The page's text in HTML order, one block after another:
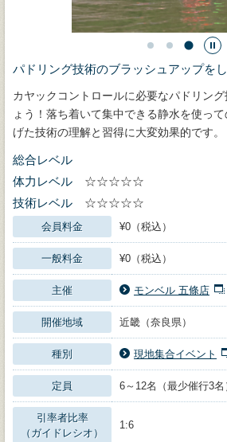
パドリング技術のブラッシュアップをし
カヤックコントロールに必要なパドリン
ょう！落ち着いて集中できる静水を使っ
げた技術の理解と習得に大変効果的です。
総合レベル
体力レベル
☆☆☆☆☆
技術レベル
☆☆☆☆☆
会員料金 ¥0（税込）
一般料金 ¥0（税込）
主催 モンベル 五條店
開催地域 近畿（奈良県）
種別 現地集合イベント
定員 6～12名（最少催行3名
引率者比率
（ガイドレシオ）
1:6